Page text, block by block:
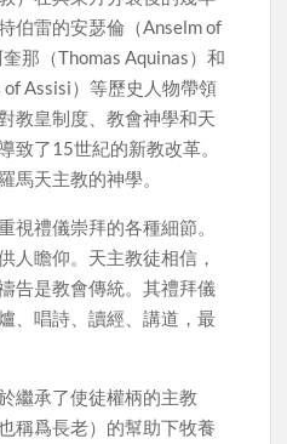
伯雷的安瑟倫（Anselm of
那（Thomas Aquinas）和
Assisi）等歷史人物帶領
教皇制度、教會神學和天
致了15世紀的新教改革。
馬天主教的神學。
視禮儀崇拜的各種細節。
人瞻仰。天主教徒相信，
告是教會傳統。其禮拜儀
、唱詩、讀經、講道，最
繼承了使徒權柄的主教
稱爲長老）的幫助下牧養